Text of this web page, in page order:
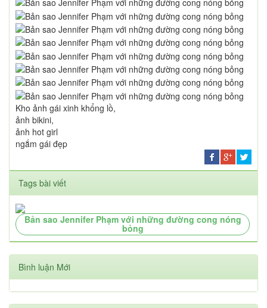
Kho ảnh gái xinh khổng lồ,
ảnh bikini,
ảnh hot girl
ngắm gái đẹp
Tags bài viết
Bản sao Jennifer Phạm với những đường cong nóng
bỏng
Bình luận Mới